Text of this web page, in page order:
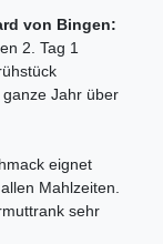
von Bingen:
2. Tag 1
Jahr über
eignet
Mahlzeiten.
sehr